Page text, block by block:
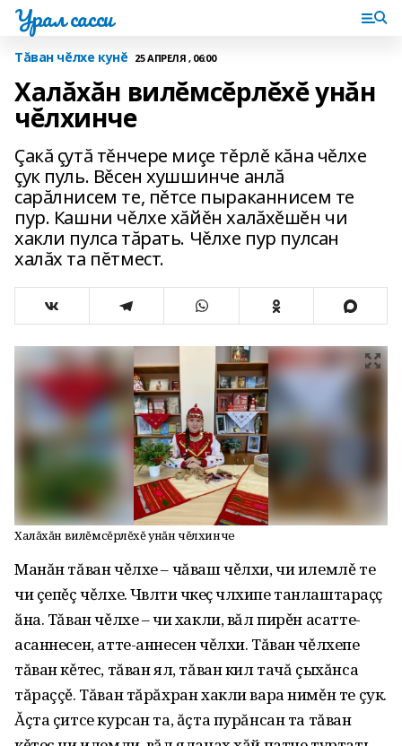
Урал сасси
Тăван чĕлхе кунĕ 25 АПРЕЛЯ , 06:00
Халăхăн вилĕмсĕрлĕхĕ унăн
чĕлхинче
Çакă çутă тěнчере миçе тěрлě кăна чěлхе
çук пуль. Вěсен хушшинче анлă
сарăлнисем те, пěтсе пыраканнисем те
пур. Кашни чěлхе хăйěн халăхěшěн чи
хакли пулса тăрать. Чěлхе пур пулсан
халăх та пĕтмест.
Халăхăн вилĕмсĕрлĕхĕ унăн чĕлхинче
Манăн тăван чěлхе – чăваш чěлхи, чи илемлě те
чи çепěç чěлхе. Чӗвӗлти чӗкеҫ чӗлхипе танлаштараҫҫӗ
ӑна. Тăван чěлхе – чи хакли, вăл пирěн асатте-
асаннесен, атте-аннесен чěлхи. Тăван чěлхепе
тăван кěтес, тăван ял, тăван кил тачă çыхăнса
тăраççě. Тăван тăрăхран хакли вара нимěн те çук.
Ăçта çитсе курсан та, ăçта пурăнсан та тăван